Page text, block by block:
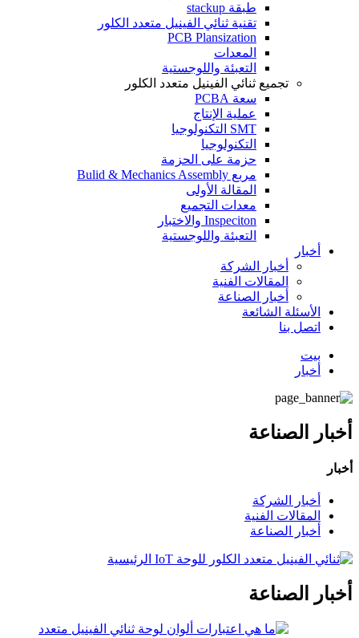
طبقة stackup
تقنية ثنائي الفينيل متعدد الكلور
PCB Plansization
المعدات
التعبئة واللوجستية
تجميع ثنائي الفينيل متعدد الكلور
سعة PCBA
عملية الإنتاج
SMT التكنولوجيا
التكنولوجيا
حزمة على الحزمة
مربع Bulid & Mechanics Assembly
المقالة الأولى
معدات التجميع
Inspeciton والاختبار
التعبئة واللوجستية
أخبار
أخبار الشركة
المقالات الفنية
أخبار الصناعة
الأسئلة الشائعة
اتصل بنا
بيت
أخبار
أخبار الصناعة
أخبار
أخبار الشركة
المقالات الفنية
أخبار الصناعة
أخبار الصناعة